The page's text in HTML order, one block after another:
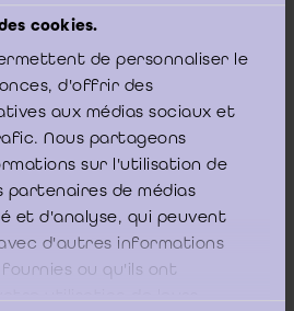
cookies.
de personnaliser le
d'offrir des
aux médias sociaux et
Nous partageons
sur l'utilisation de
partenaires de médias
et d'analyse, qui peuvent
d'autres informations
ou qu'ils ont
mots « société civile à forme
reproduits lisiblement et placés
après le nom de la société. La version
leesbaar geschreven ». Il en résulte
prévue ni permise.
pratiques peuvent parfois
abréviations; même si elles sont
le cas, cela ne signifie pas pour